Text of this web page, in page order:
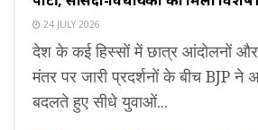
24 JULY 2026
देश के कई हिस्सों में छात्र आंदोलनों
मंतर पर जारी प्रदर्शनों के बीच BJP ने
बदलते हुए सीधे युवाओं...